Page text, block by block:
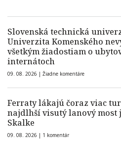
Slovenská technická
Univerzita Komenského
všetkým žiadostiam o
internátoch
09. 08. 2026 | Žiadne komentáre
Ferraty lákajú čoraz viac
najdlhší visutý lanový most
Skalke
09. 08. 2026 | 1 komentár